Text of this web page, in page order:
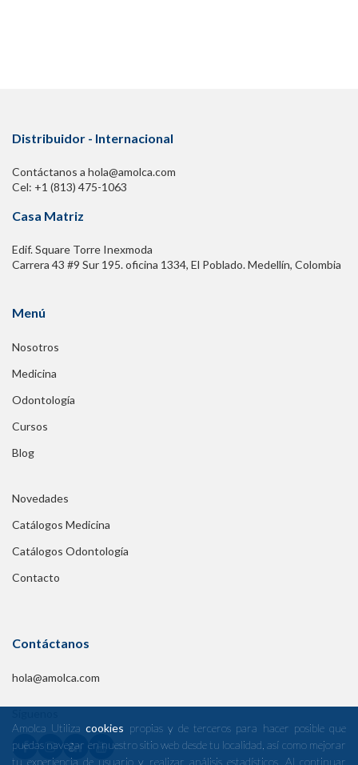
Distribuidor - Internacional
Contáctanos a hola@amolca.com
Cel: +1 (813) 475-1063
Casa Matriz
Edif. Square Torre Inexmoda
Carrera 43 #9 Sur 195. oficina 1334, El Poblado. Medellín, Colombia
Menú
Nosotros
Medicina
Odontología
Cursos
Blog
Novedades
Catálogos Medicina
Catálogos Odontología
Contacto
Contáctanos
hola@amolca.com
Amolca Utilizacookies propias y de terceros para hacer posible que
puedas navegar en nuestro sitio web desde tu localidad, así como mejorar
tu experiencia de usuario y realizar análisis estadísticos. Al continuar